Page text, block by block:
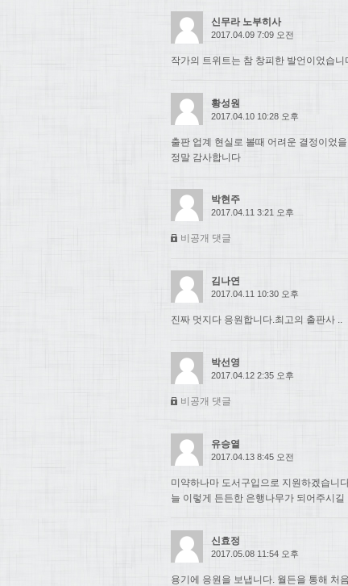
신무라 노부히사
2017.04.09 7:09 오전
작가의 트위트는 참 창피한 발언이었습
황성원
2017.04.10 10:28 오후
출판 업계 현실로 볼때 어려운 결정이었
정말 감사합니다
박현주
2017.04.11 3:21 오후
비공개 댓글
김나연
2017.04.11 10:30 오후
진짜 멋지다 응원합니다.최고의 출판사 ..
박선영
2017.04.12 2:35 오후
비공개 댓글
유승열
2017.04.13 8:45 오전
미약하나마 도서구입으로 지원하겠습니
늘 이렇게 든든한 은행나무가 되어주시길
신효정
2017.05.08 11:54 오후
용기에 응원을 보냅니다. 월든을 통해 처